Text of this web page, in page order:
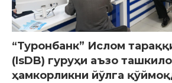
“Туронбанк” Ислом
(IsDB) гуруҳи аъзо
ҳамкорликни йўлга